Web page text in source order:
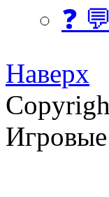
❓ 💬
Наверх